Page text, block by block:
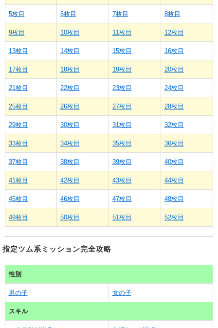
5枚目 6枚目 7枚目 8枚目
9枚目 10枚目 11枚目 12枚目
13枚目 14枚目 15枚目 16枚目
17枚目 18枚目 19枚目 20枚目
21枚目 22枚目 23枚目 24枚目
25枚目 26枚目 27枚目 28枚目
29枚目 30枚目 31枚目 32枚目
33枚目 34枚目 35枚目 36枚目
37枚目 38枚目 39枚目 40枚目
41枚目 42枚目 43枚目 44枚目
45枚目 46枚目 47枚目 48枚目
49枚目 50枚目 51枚目 52枚目
指定ツム系ミッション完全攻略
性別
男の子 女の子
スキル